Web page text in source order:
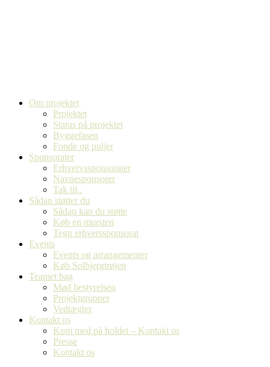
Om projektet
Projektet
Status på projektet
Byggefasen
Fonde og puljer
Sponsorater
Erhvervssponsorater
Navnesponsorer
Tak til..
Sådan støtter du
Sådan kan du støtte
Køb en mursten
Tegn erhverssponsorat
Events
Events og arrangementer
Køb Solbjergtrøjen
Teamet bag
Mød bestyrelsen
Projektgrupper
Vedtægter
Kontakt os
Kom med på holdet – Kontakt os
Presse
Kontakt os